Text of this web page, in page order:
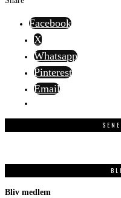
Facebook
X
Whatsapp
Pinterest
Email
Bliv medlem